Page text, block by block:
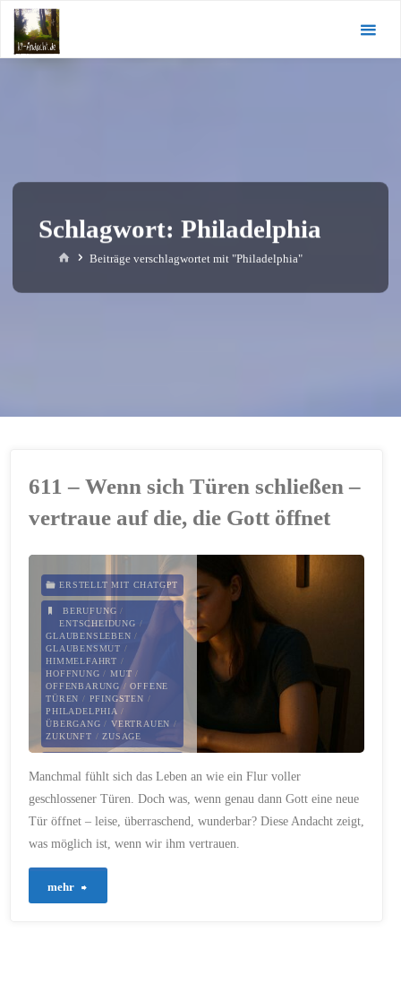
Zum
Inhalt
springen
Schlagwort:Philadelphia
StartBeiträge verschlagwortet mit "Philadelphia"
611 – Wenn sich Türen schließen –
vertraue auf die, die Gott öffnet
ERSTELLT MIT CHATGPT
BERUFUNG /
ENTSCHEIDUNG /
GLAUBENSLEBEN /
GLAUBENSMUT /
HIMMELFAHRT /
HOFFNUNG / MUT /
OFFENBARUNG/OFFENE
TÜREN / PFINGSTEN /
PHILADELPHIA /
ÜBERGANG / VERTRAUEN /
ZUKUNFT /ZUSAGE
Manchmal fühlt sich das Leben an wie ein Flur voller
geschlossener Türen. Doch was, wenn genau dann Gott eine neue
Tür öffnet – leise, überraschend, wunderbar? Diese Andacht zeigt,
was möglich ist, wenn wir ihm vertrauen.
mehr